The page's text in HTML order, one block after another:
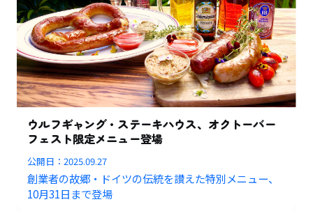
ウルフギャング・ステーキハウス、オクトーバー
フェスト限定メニュー登場
公開日：2025.09.27
創業者の故郷・ドイツの伝統を讃えた特別メニュー、
10月31日まで登場